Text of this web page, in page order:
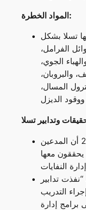
المواد الخطرة:
تسلا بشكل
الفرامل،
الجوي،
والبروبان،
المسال،
كشفت شركة تسلا في عام 2022 أن المدعين
يحققون معها
تدابير
التدريب
برامج إدارة